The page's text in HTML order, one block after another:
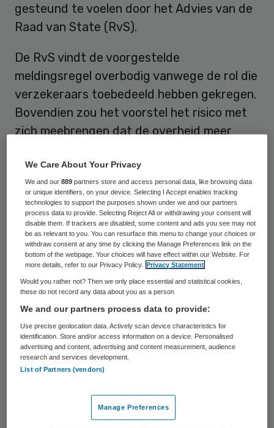
gesteund te voelen door het Advies van de
Raad van State (RvS).
De RvS vindt de voorgestelde
meldingsregel overbodig vanwege de rol die
verzekeraars toebedeeld hebben gekregen.
Bovendien zou het voorstel het risico met
zich meebrengen dat de overheid meer
aanwijzingsbevoegdheid tot het wijzigen
van de organisatiestructuur ziet de raad
van State ook obstakels die het
onuitvoerbaar maken. De maatregel is zeer
ingrijpend, maar onvoldoende bepaald,
omdat de noodzaak en proportionaliteit niet
vaststaan. Hierdoor is de uitoefening van
deze bevoegdheid onverenigbaar met het
recht van eigendom.
De BoZ heeft in een brief aan de Vaste
Kamercommissie van VWS haar zorgen
deze Kamercommissie zijn inbreng leveren
voor het schriftelijk overleg over de
We Care About Your Privacy
We and our889 partners store and access personal data, like browsing data
or unique identifiers, on your device. Selecting I Accept enables tracking
technologies to support the purposes shown under we and our partners
process data to provide. Selecting Reject All or withdrawing your consent will
disable them. If trackers are disabled, some content and ads you see may not
be as relevant to you. You can resurface this menu to change your choices or
withdraw consent at any time by clicking the Manage Preferences link on the
bottom of the webpage. Your choices will have effect within our Website. For
more details, refer to our Privacy Policy.
Privacy Statement
Would you rather not? Then we only place essential and statistical cookies,
these do not record any data about you as a person
We and our partners process data to provide:
Use precise geolocation data. Actively scan device characteristics for
identification. Store and/or access information on a device. Personalised
advertising and content, advertising and content measurement, audience
research and services development.
List of Partners (vendors)
Manage Preferences